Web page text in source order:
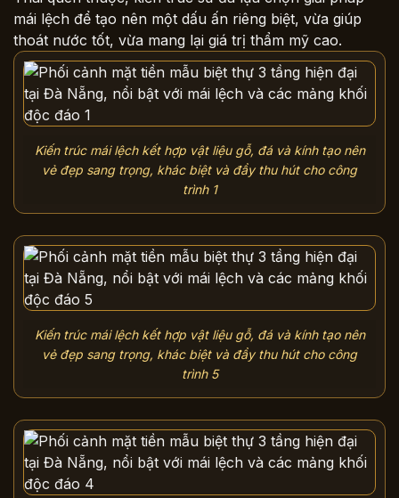
mái lệch để tạo nên một dấu ấn riêng biệt, vừa giúp
thoát nước tốt, vừa mang lại giá trị thẩm mỹ cao.
Kiến trúc mái lệch kết hợp vật liệu gỗ, đá và kính tạo nên
vẻ đẹp sang trọng, khác biệt và đầy thu hút cho công
trình 1
Kiến trúc mái lệch kết hợp vật liệu gỗ, đá và kính tạo nên
vẻ đẹp sang trọng, khác biệt và đầy thu hút cho công
trình 5